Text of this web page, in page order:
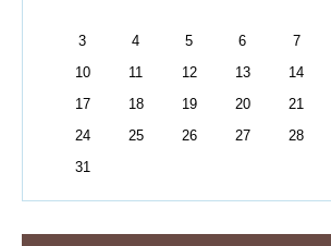
3
4 5 6 7
10
11 12 13 14
17
18 19 20 21
24
25 26 27 28
31